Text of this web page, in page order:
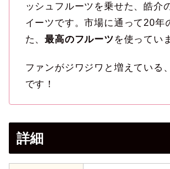
ッシュフルーツを乗せた、皓介
イーツです。市場に通って20年
た、最高のフルーツ を使ってい
ファンがジワジワと増えている
です！
詳細